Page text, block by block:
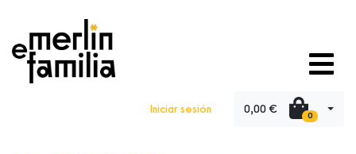
Iniciar sesión 0,00 € 0